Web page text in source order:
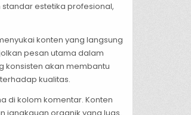
estetika profesional,
konten yang langsung
pesan utama dalam
konsisten akan membantu
kualitas.
di kolom komentar. Konten